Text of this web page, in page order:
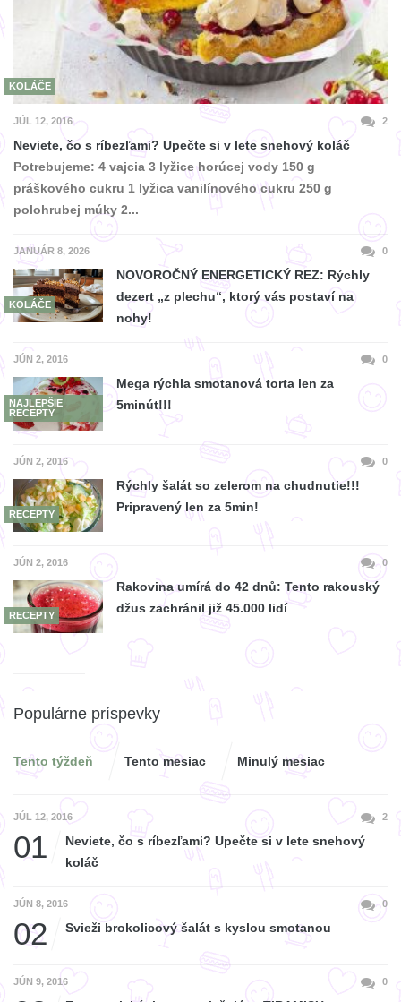
KOLÁČE
JÚL 12, 2016 2
Neviete, čo s ríbezľami? Upečte si v lete snehový koláč
Potrebujeme: 4 vajcia 3 lyžice horúcej vody 150 g
práškového cukru 1 lyžica vanilínového cukru 250 g
polohrubej múky 2...
JANUÁR 8, 2026 0
KOLÁČE
NOVOROČNÝ ENERGETICKÝ REZ: Rýchly
dezert „z plechu“, ktorý vás postaví na
nohy!
JÚN 2, 2016 0
NAJLEPŠIE
RECEPTY
Mega rýchla smotanová torta len za
5minút!!!
JÚN 2, 2016 0
RECEPTY
Rýchly šalát so zelerom na chudnutie!!!
Pripravený len za 5min!
JÚN 2, 2016 0
RECEPTY
Rakovina umírá do 42 dnů: Tento rakouský
džus zachránil již 45.000 lidí
Populárne príspevky
Tento týždeň Tento mesiac Minulý mesiac
JÚL 12, 2016 2
01
Neviete, čo s ríbezľami? Upečte si v lete snehový
koláč
JÚN 8, 2016 0
02 Svieži brokolicový šalát s kyslou smotanou
JÚN 9, 2016 0